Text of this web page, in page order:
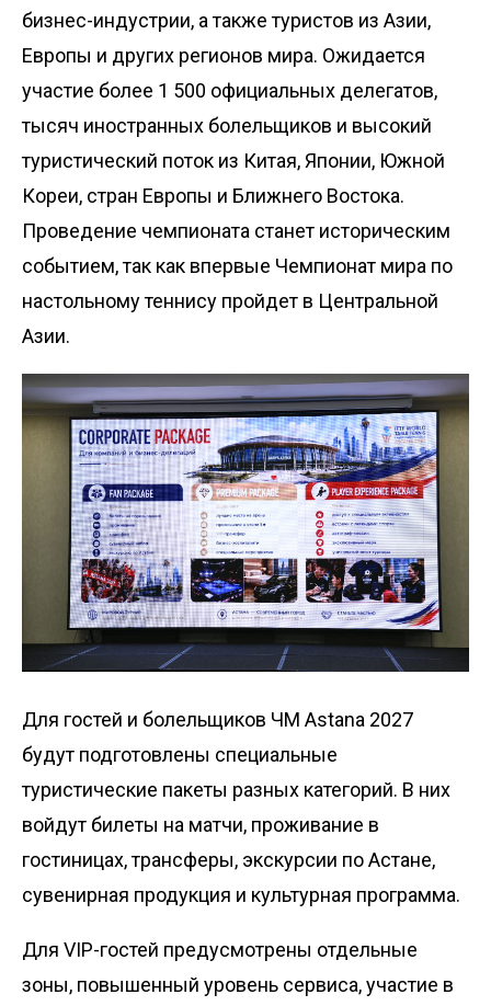
бизнес-индустрии, а также туристов из Азии,
Европы и других регионов мира. Ожидается
участие более 1 500 официальных делегатов,
тысяч иностранных болельщиков и высокий
туристический поток из Китая, Японии, Южной
Кореи, стран Европы и Ближнего Востока.
Проведение чемпионата станет историческим
событием, так как впервые Чемпионат мира по
настольному теннису пройдет в Центральной
Азии.
Для гостей и болельщиков ЧМ Astana 2027
будут подготовлены специальные
туристические пакеты разных категорий. В них
войдут билеты на матчи, проживание в
гостиницах, трансферы, экскурсии по Астане,
сувенирная продукция и культурная программа.
Для VIP-гостей предусмотрены отдельные
зоны, повышенный уровень сервиса, участие в